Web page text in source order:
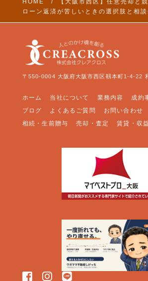
ローン返済が苦しいときの選択肢と相談
〒550-0004 大阪府大阪市西区靱本町1-4-22
ホーム 当社について 業務内容 成約
ブログ
よくあるご質問 お問い合わせ
相続・生前贈与
売却・査定 賃貸・収益